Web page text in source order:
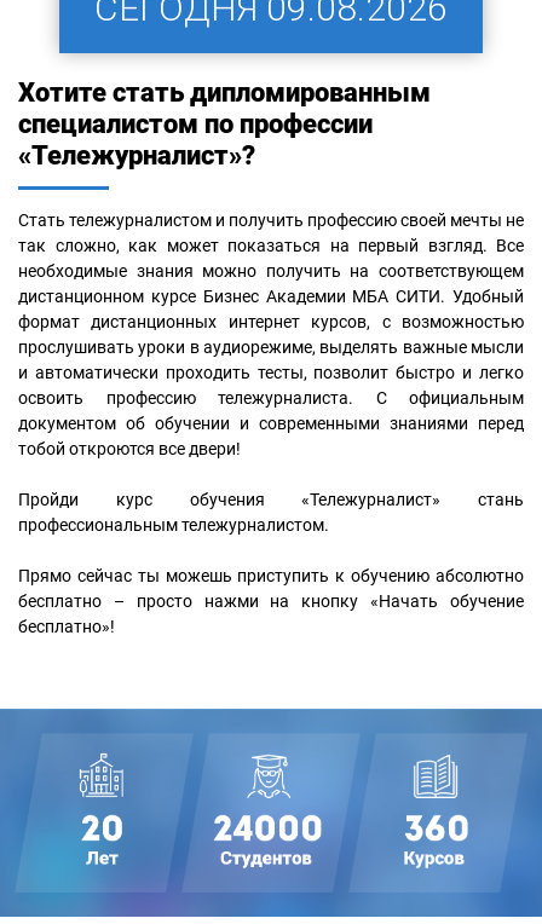
Хотите стать дипломированным
специалистом по профессии
«Тележурналист»?
Стать тележурналистом и получить профессию своей мечты не
так сложно, как может показаться на первый взгляд. Все
необходимые знания можно получить на соответствующем
дистанционном курсе Бизнес Академии МБА СИТИ. Удобный
формат дистанционных интернет курсов, с возможностью
прослушивать уроки в аудиорежиме, выделять важные мысли
и автоматически проходить тесты, позволит быстро и легко
освоить профессию тележурналиста. С официальным
документом об обучении и современными знаниями перед
тобой откроются все двери!
Пройди курс обучения «Тележурналист» стань
профессиональным тележурналистом.
Прямо сейчас ты можешь приступить к обучению абсолютно
бесплатно – просто нажми на кнопку «Начать обучение
бесплатно»!